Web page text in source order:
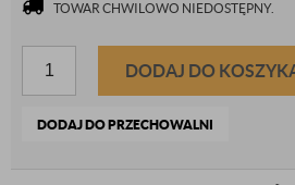
TOWAR CHWILOWO NIEDOSTĘPNY.
DODAJ DO
DODAJ DO PRZECHOWALNI